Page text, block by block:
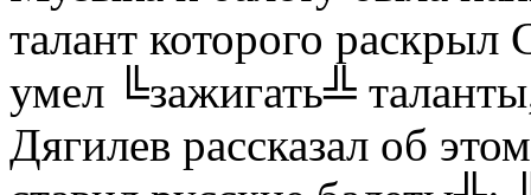
талант которого
умел ╚зажигать╩
Дягилев рассказал об